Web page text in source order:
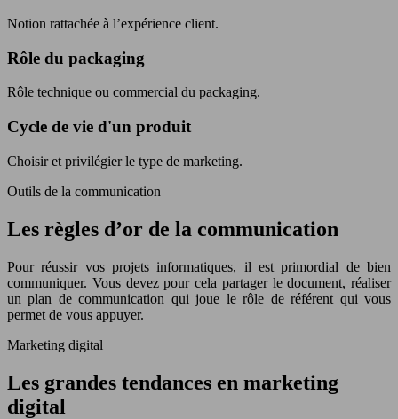
Notion rattachée à l’expérience client.
Rôle du packaging
Rôle technique ou commercial du packaging.
Cycle de vie d'un produit
Choisir et privilégier le type de marketing.
Outils de la communication
Les règles d’or de la communication
Pour réussir vos projets informatiques, il est primordial de bien
communiquer. Vous devez pour cela partager le document, réaliser
un plan de communication qui joue le rôle de référent qui vous
permet de vous appuyer.
Marketing digital
Les grandes tendances en marketing
digital